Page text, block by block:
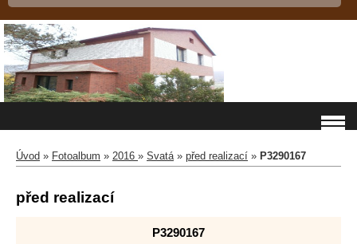
Úvod » Fotoalbum » 2016 » Svatá» před realizací » P3290167
před realizací
P3290167